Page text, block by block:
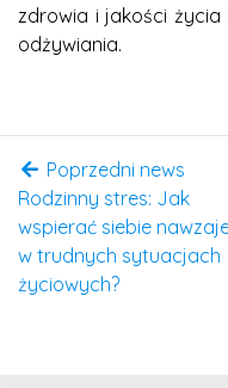
zdrowia i jakości
odżywiania.
Poprzedni news
Rodzinny stres: Jak
wspierać siebie
w trudnych sytuacjach
życiowych?